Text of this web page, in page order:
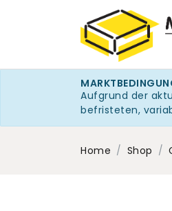
Aufgrund der
befristeten,
Home Shop